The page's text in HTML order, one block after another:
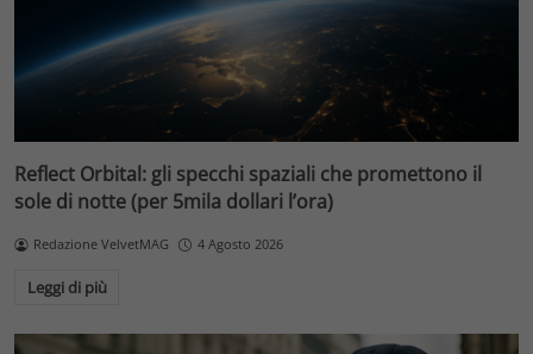
Reflect Orbital: gli specchi spaziali che promettono il
sole di notte (per 5mila dollari l’ora)
Redazione VelvetMAG 4 Agosto 2026
Leggi di più